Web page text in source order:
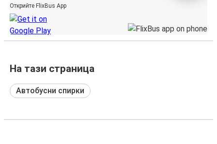
Открийте FlixBus App
На тази страница
Автобусни спирки